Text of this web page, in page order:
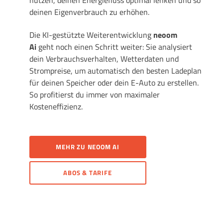
deinen Eigenverbrauch zu erhöhen.
Die KI-gestützte Weiterentwicklung neoom
Ai geht noch einen Schritt weiter: Sie analysiert
dein Verbrauchsverhalten, Wetterdaten und
Strompreise, um automatisch den besten Ladeplan
für deinen Speicher oder dein E-Auto zu erstellen.
So profitierst du immer von maximaler
Kosteneffizienz.
MEHR ZU NEOOM AI
ABOS & TARIFE